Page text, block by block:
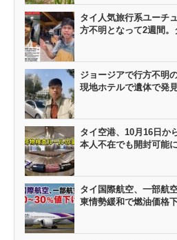
タイ人気旅行系ユーチ
方不明となって2週間。
ジョージアで行方不明
現地ホテルで遺体で発
タイ空港、10月16日か
本人不在でも開封可能
タイ国際航空、一部航
東情勢緩和で燃油価格